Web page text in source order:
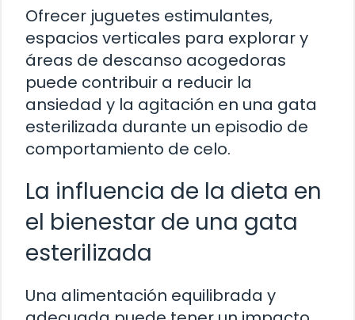
Ofrecer juguetes estimulantes,
espacios verticales para explorar y
áreas de descanso acogedoras
puede contribuir a reducir la
ansiedad y la agitación en una gata
esterilizada durante un episodio de
comportamiento de celo.
La influencia de la dieta en
el bienestar de una gata
esterilizada
Una alimentación equilibrada y